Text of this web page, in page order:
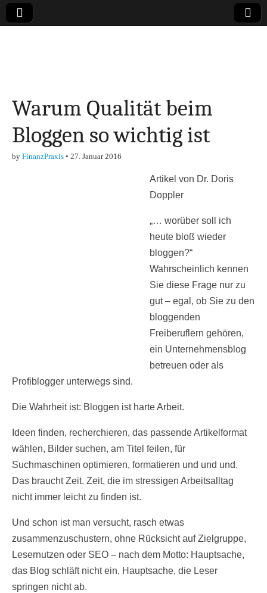
Finanzen,
Marketing-, Vertrieb-
& Investment-Tipps
Warum Qualität beim
Bloggen so wichtig ist
by FinanzPraxis • 27. Januar 2016
Artikel von Dr. Doris
Doppler
„… worüber soll ich
heute bloß wieder
bloggen?“
Wahrscheinlich kennen
Sie diese Frage nur zu
gut – egal, ob Sie zu den
bloggenden
Freiberuflern gehören,
ein Unternehmensblog
betreuen oder als
Profiblogger unterwegs sind.
Die Wahrheit ist: Bloggen ist harte Arbeit.
Ideen finden, recherchieren, das passende Artikelformat
wählen, Bilder suchen, am Titel feilen, für
Suchmaschinen optimieren, formatieren und und und.
Das braucht Zeit. Zeit, die im stressigen Arbeitsalltag
nicht immer leicht zu finden ist.
Und schon ist man versucht, rasch etwas
zusammenzuschustern, ohne Rücksicht auf Zielgruppe,
Lesernutzen oder SEO – nach dem Motto: Hauptsache,
das Blog schläft nicht ein, Hauptsache, die Leser
springen nicht ab.